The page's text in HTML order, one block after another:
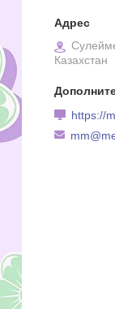
Казахстан
https://